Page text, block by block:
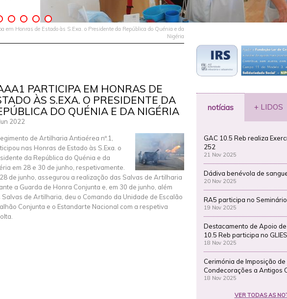
em Honras de Estado às S.Exa. o Presidente da República do Quénia e da
Nigéria
PARTICIPA EM HONRAS DE
ÀS S.EXA. O PRESIDENTE DA
DO QUÉNIA E DA NIGÉRIA
2022
de Artilharia Antiaérea nº.1,
nas Honras de Estado às S.Exa. o
da República do Quénia e da
em 28 e 30 de junho, respetivamente.
28 de junho, assegurou a realização das Salvas de Artilharia
a Guarda de Honra Conjunta e, em 30 de junho, além
Salvas de Artilharia, deu o Comando da Unidade de Escalão
Conjunta e o Estandarte Nacional com a respetiva
notícias + LIDOS
GAC 10.5 Reb realiza
252
21 Nov 2025
Dádiva benévola de
20 Nov 2025
RA5 participa no Seminário
19 Nov 2025
Destacamento de Apoio
10.5 Reb participa no
18 Nov 2025
Cerimónia de Imposição de
Condecorações a Antigos
18 Nov 2025
VER TODAS AS